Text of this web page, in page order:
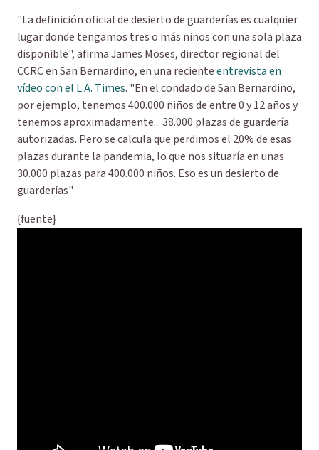
"La definición oficial de desierto de guarderías es cualquier
lugar donde tengamos tres o más niños con una sola plaza
disponible", afirma James Moses, director regional del
CCRC en San Bernardino, en una recienteentrevista en
vídeo con el L.A. Times. "En el condado de San Bernardino,
por ejemplo, tenemos 400.000 niños de entre 0 y 12 años y
tenemos aproximadamente... 38.000 plazas de guardería
autorizadas. Pero se calcula que perdimos el 20% de esas
plazas durante la pandemia, lo que nos situaría en unas
30.000 plazas para 400.000 niños. Eso es un desierto de
guarderías".
{fuente}